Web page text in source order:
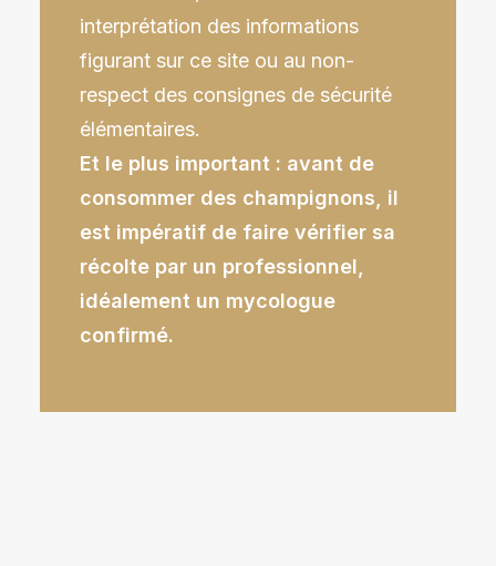
interprétation des informations
figurant sur ce site ou au non-
respect des consignes de sécurité
élémentaires.
Et le plus important : avant de
consommer des champignons, il
est impératif de faire vérifier sa
récolte par un professionnel,
idéalement un mycologue
confirmé.